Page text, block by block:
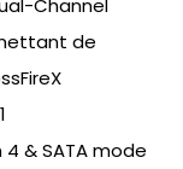
Channel
de
4 & SATA mode